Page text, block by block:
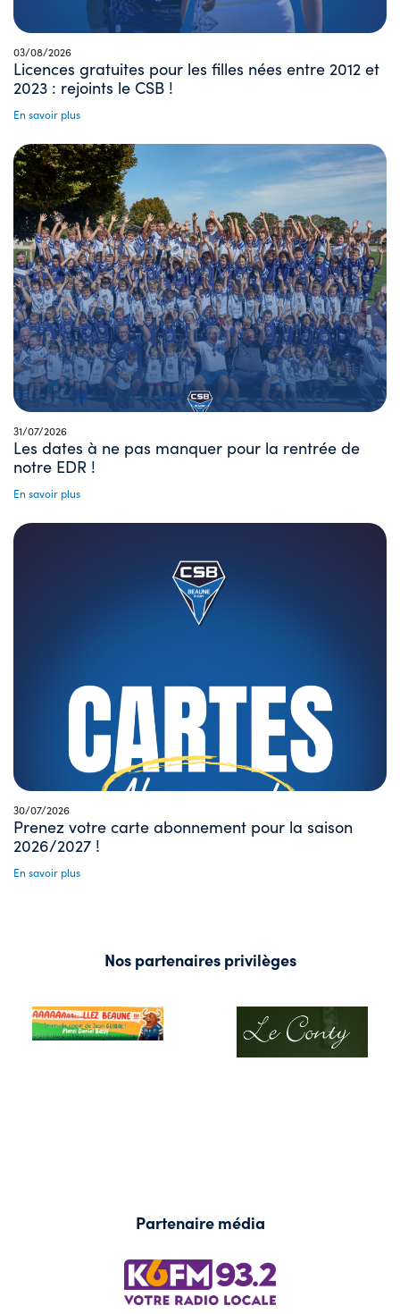
03/08/2026
Licences gratuites pour les filles nées entre 2012 et
2023 : rejoints le CSB !
En savoir plus
31/07/2026
Les dates à ne pas manquer pour la rentrée de
notre EDR !
En savoir plus
30/07/2026
Prenez votre carte abonnement pour la saison
2026/2027 !
En savoir plus
Nos partenaires privilèges
Partenaire média